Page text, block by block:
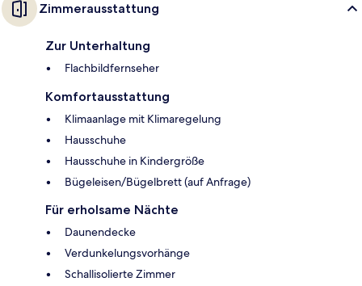
Zimmerausstattung
Zur Unterhaltung
Flachbildfernseher
Komfortausstattung
Klimaanlage mit Klimaregelung
Hausschuhe
Hausschuhe in Kindergröße
Bügeleisen/Bügelbrett (auf Anfrage)
Für erholsame Nächte
Daunendecke
Verdunkelungsvorhänge
Schallisolierte Zimmer